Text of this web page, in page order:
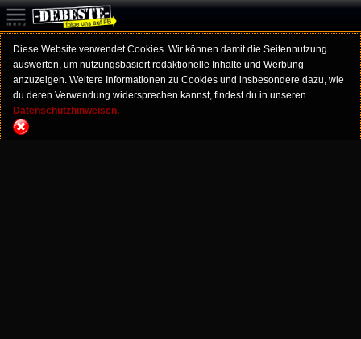
Diese Website verwendet Cookies. Wir können damit die Seitennutzung
auswerten, um nutzungsbasiert redaktionelle Inhalte und Werbung
anzuzeigen. Weitere Informationen zu Cookies und insbesondere dazu, wie
du deren Verwendung widersprechen kannst, findest du in unseren
Datenschutzhinweisen.